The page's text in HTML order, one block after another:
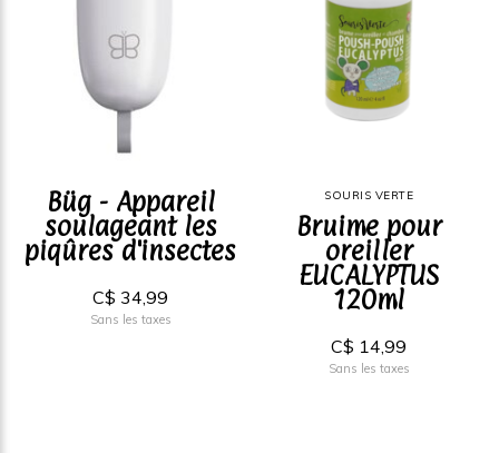
Büg - Appareil
soulageant les
piqûres d'insectes
C$ 34,99
Sans les taxes
SOURIS VERTE
Bruime pour
oreiller
EUCALYPTUS
120ml
C$ 14,99
Sans les taxes